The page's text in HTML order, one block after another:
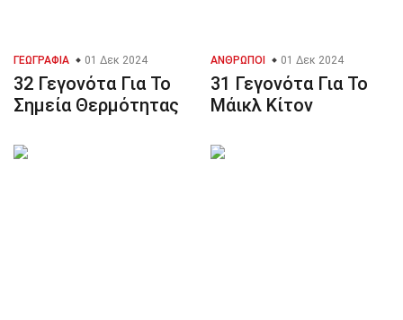
ΓΕΩΓΡΑΦΊΑ 01 Δεκ 2024
32 Γεγονότα Για Το
Σημεία Θερμότητας
ΆΝΘΡΩΠΟΙ 01 Δεκ 2024
31 Γεγονότα Για Το
Μάικλ Κίτον